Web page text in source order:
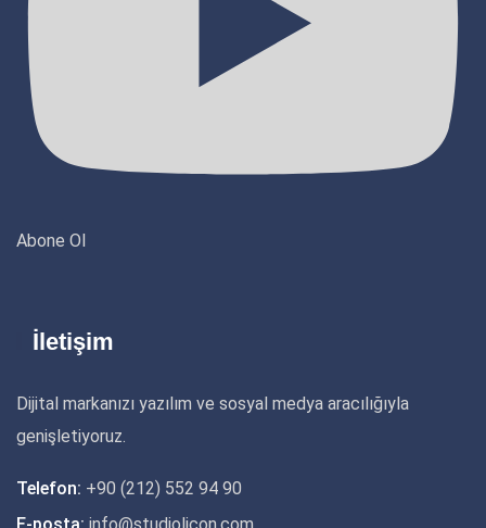
Abone Ol
İletişim
Dijital markanızı yazılım ve sosyal medya aracılığıyla
genişletiyoruz.
Telefon: +90 (212) 552 94 90
E-posta: info@studiolicon.com